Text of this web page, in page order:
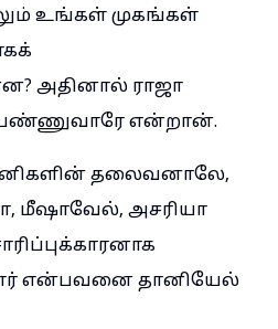
உங்கள் முகங்கள்
அதினால் ராஜா
என்றான்.
தலைவனாலே,
மீஷாவேல், அசரியா
என்பவனை தானியேல்